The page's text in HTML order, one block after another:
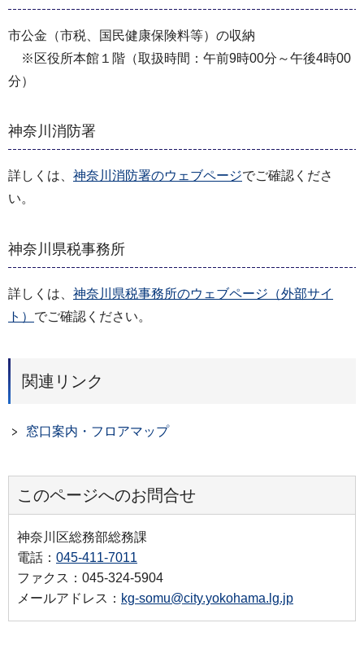
市公金（市税、国民健康保険料等）の収納
※区役所本館１階（取扱時間：午前9時00分～午後4時00
分）
神奈川消防署
詳しくは、 神奈川消防署のウェブページでご確認くださ
い。
神奈川県税事務所
詳しくは、 神奈川県税事務所のウェブページ（外部サイ
ト） でご確認ください。
関連リンク
窓口案内・フロアマップ
このページへのお問合せ
神奈川区総務部総務課
電話： 045-411-7011
ファクス：045-324-5904
メールアドレス： kg-somu@city.yokohama.lg.jp